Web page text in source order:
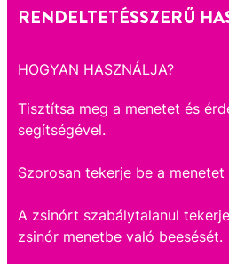
RENDELTETÉSSZERŰ
HOGYAN HASZNÁLJA?
Tisztítsa meg a menetet és
segítségével.
Szorosan tekerje be a
A zsinórt szabálytalanul
zsinór menetbe való beesését.